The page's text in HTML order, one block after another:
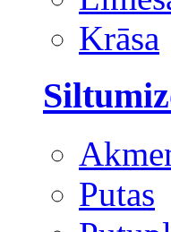
Krāsa
Putas